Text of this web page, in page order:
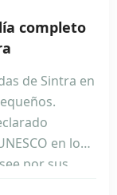
completo
de Sintra en
en lo
por sus